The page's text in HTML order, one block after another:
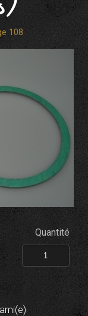
108
Quantité